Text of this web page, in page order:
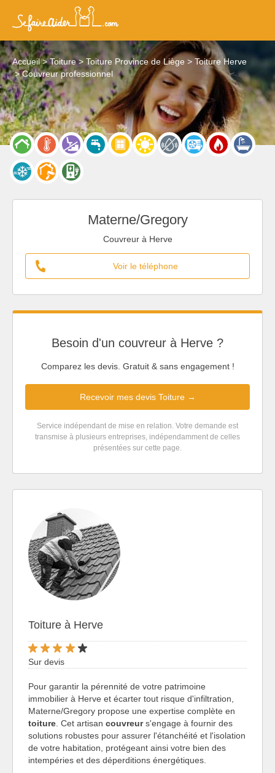
Accueil Toiture Toiture Province de Liège
Toiture Herve
Couvreur professionnel
Materne/Gregory
Couvreur à Herve
Voir le téléphone
Besoin d'un couvreur à Herve ?
Comparez les devis. Gratuit & sans engagement !
Recevoir mes devis Toiture →
Service indépendant de mise en relation. Votre demande est
transmise à plusieurs entreprises, indépendamment de celles
présentées sur cette page.
Toiture à Herve
Sur devis
Pour garantir la pérennité de votre patrimoine
immobilier à Herve et écarter tout risque d'infiltration,
Materne/Gregory propose une expertise complète en
toiture . Cet artisan couvreurs'engage à fournir des
solutions robustes pour assurer l'étanchéité et l'isolation
de votre habitation, protégeant ainsi votre bien des
intempéries et des déperditions énergétiques.